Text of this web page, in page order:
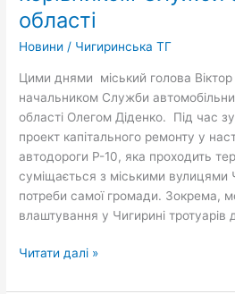
області
Новини / Чигиринська ТГ
Цими днями міський голова Віктор
начальником Служби
області Олегом Діденко. Під час
проект капітального ремонту у
автодороги Р-10, яка проходить
суміщається з міськими вулицями
потреби самої громади. Зокрема,
влаштування у Чигирині тротуарів
зустрічі
керівником
Служби
автодоріг
області
Читати далі »